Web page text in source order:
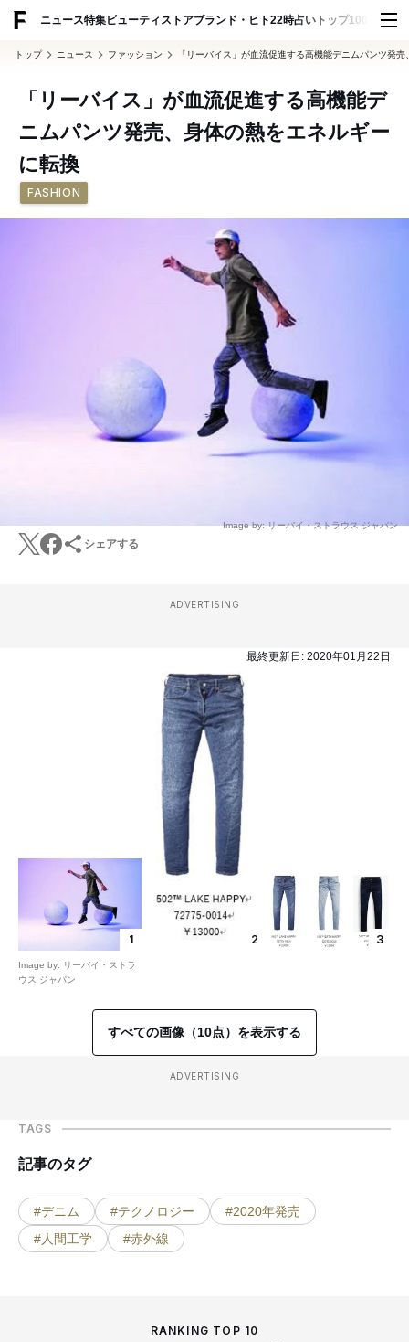
ニュース特集ビューティ ストアブランド・ヒト22時占い トップ100 スナッ
トップ ニュース ファッション 「リーバイス」が血流促進する高機能デニムパンツ発
「リーバイス」が血流促進する高機能デ
ニムパンツ発売、身体の熱をエネルギー
に転換
FASHION
Image by: リーバイ・ストラウス ジャパン
シェアする
ADVERTISING
最終更新日: 2020年01月22日
1
Image by: リーバイ・ストラ
ウス ジャパン
2 3
すべての画像（10点）を表示する
ADVERTISING
TAGS
記事のタグ
#デニム #テクノロジー
#2020年発売
#人間工学
#赤外線
RANKING TOP 10